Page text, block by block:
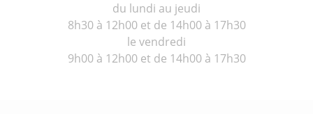
du lundi au jeudi
8h30 à 12h00 et de 14h00 à 17h30
le vendredi
9h00 à 12h00 et de 14h00 à 17h30